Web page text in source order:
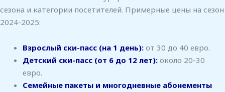
сезона и категории посетителей. Примерные цены на сезон
2024-2025:
Взрослый ски-пасс (на 1 день): от 30 до 40 евро.
Детский ски-пасс (от 6 до 12 лет): около 20-30
евро.
Семейные пакеты и многодневные абонементы